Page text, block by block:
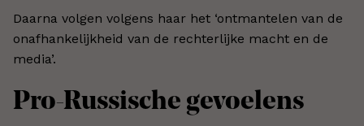
Daarna volgen volgens haar het ‘ontmantelen van de
onafhankelijkheid van de rechterlijke macht en de
media’.
Pro-Russische gevoelens